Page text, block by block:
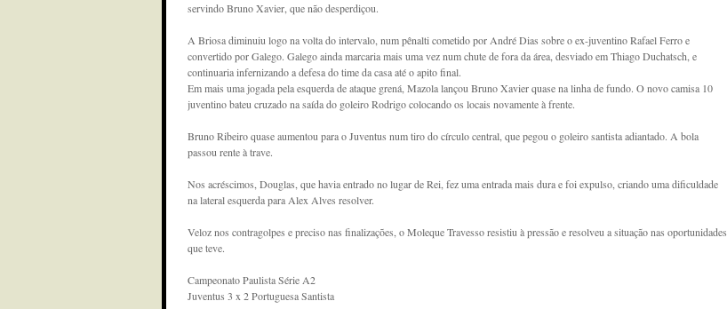
servindo Bruno Xavier, que não desperdiçou.
A Briosa diminuiu logo na volta do intervalo, num pênalti cometido por André Dias sobre o ex-juventino Rafael Ferro e
convertido por Galego. Galego ainda marcaria mais uma vez num chute de fora da área, desviado em Thiago Duchatsch, e
continuaria infernizando a defesa do time da casa até o apito final.
Em mais uma jogada pela esquerda de ataque grená, Mazola lançou Bruno Xavier quase na linha de fundo. O novo camisa 10
juventino bateu cruzado na saída do goleiro Rodrigo colocando os locais novamente à frente.
Bruno Ribeiro quase aumentou para o Juventus num tiro do círculo central, que pegou o goleiro santista adiantado. A bola
passou rente à trave.
Nos acréscimos, Douglas, que havia entrado no lugar de Rei, fez uma entrada mais dura e foi expulso, criando uma dificuldade
na lateral esquerda para Alex Alves resolver.
Veloz nos contragolpes e preciso nas finalizações, o Moleque Travesso resistiu à pressão e resolveu a situação nas oportunidades
que teve.
Campeonato Paulista Série A2
Juventus 3 x 2 Portuguesa Santista